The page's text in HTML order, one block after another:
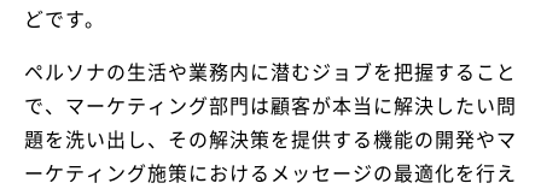
どです。
ペルソナの生活や業務内に潜むジョブを把握すること
で、マーケティング部門は顧客が本当に解決したい問
題を洗い出し、その解決策を提供する機能の開発やマ
ーケティング施策におけるメッセージの最適化を行え